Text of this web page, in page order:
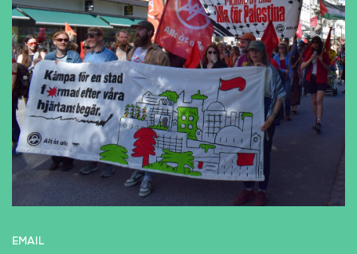
EMAIL